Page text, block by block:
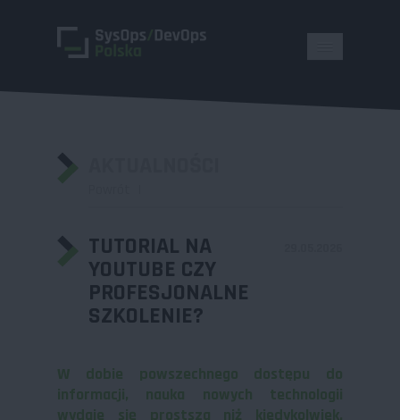
TUTORIAL NA
YOUTUBE CZY
PROFESJONALNE
SZKOLENIE?